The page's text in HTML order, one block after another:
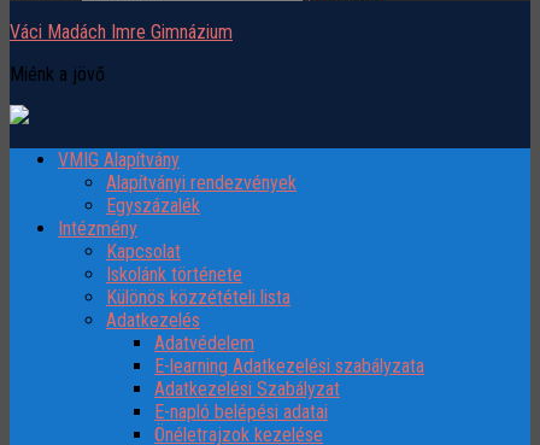
Váci Madách Imre Gimnázium
Miénk a jövő
VMIG Alapítvány
Alapítványi rendezvények
Egyszázalék
Intézmény
Kapcsolat
Iskolánk története
Különös közzétételi lista
Adatkezelés
Adatvédelem
E-learning Adatkezelési szabályzata
Adatkezelési Szabályzat
E-napló belépési adatai
Önéletrajzok kezelése